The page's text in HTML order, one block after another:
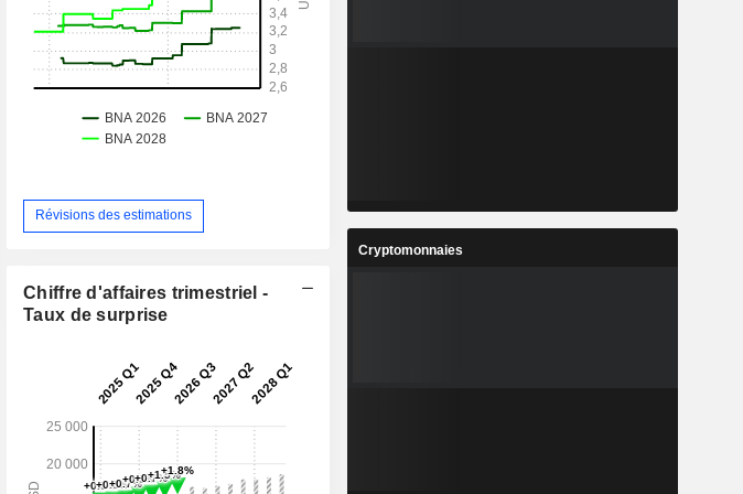
32,54% 16% 27,85%
1,62
2,53% 2,3% 2,47%
6,68%
2,76% 24,54%
3 959 998 3 941 435 3 941 435 3 941 435
Révisions des estimations
Chiffre d'affaires trimestriel -
Taux de surprise
Cryptomonnaies